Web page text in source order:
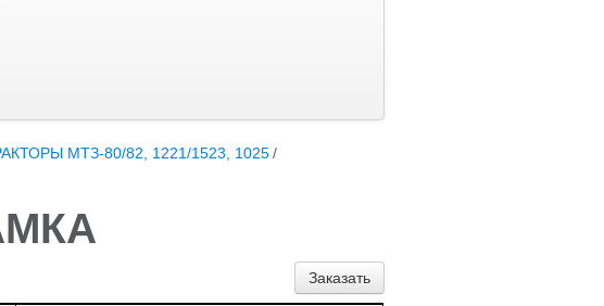
МТЗ-80/82, 1221/1523, 1025/
Заказать